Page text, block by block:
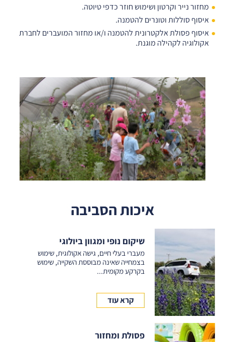
מחזור נייר וקרטון ושימוש חוזר כדפי טיוטה.
איסוף סוללות וטונרים להטמנה.
איסוף פסולת אלקטרונית להטמנה ו/או מחזור המועברים לחברת
אקולוגיה לקהילה מוגנת.
איכות הסביבה
שיקום נופי ומגוון ביולוגי
מעברי בעלי חיים, גישה אקולוגית, שימוש
בצמחייה שאינה מבוססת השקייה, שימוש
בקרקע מקומית...
קרא עוד
פסולת ומחזור